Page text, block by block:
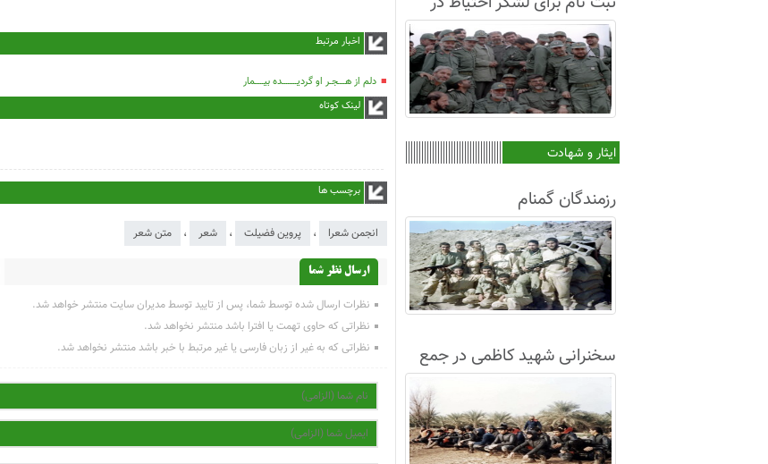
اخبار مرتبط
دلم از هــــجـر او گردیــــــــده بیـــــمار
لینک کوتاه
برچسب ها
انجمن شعرا ، پروین فضیلت ، شعر ، متن شعر
ارسال نظر شما
نظرات ارسال شده توسط شما، پس از تایید توسط مدیران سایت منتشر خواهد شد.
نظراتی که حاوی تهمت یا افترا باشد منتشر نخواهد شد.
نظراتی که به غیر از زبان فارسی یا غیر مرتبط با خبر باشد منتشر نخواهد شد.
نجف آباد
ایثار و شهادت
رزمندگان گمنام
سخنرانی شهید کاظمی در جمع
غواصان لشکر8+فیلم